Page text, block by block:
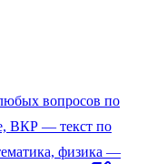
вопросов по
ВКР — текст по
физика —